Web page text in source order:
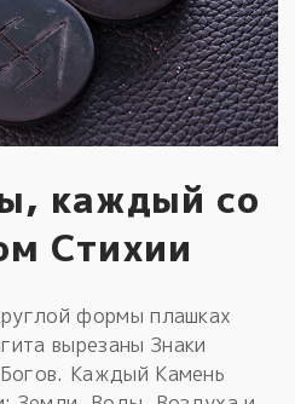
каждый со
Стихии
формы плашках
вырезаны Знаки
Каждый Камень